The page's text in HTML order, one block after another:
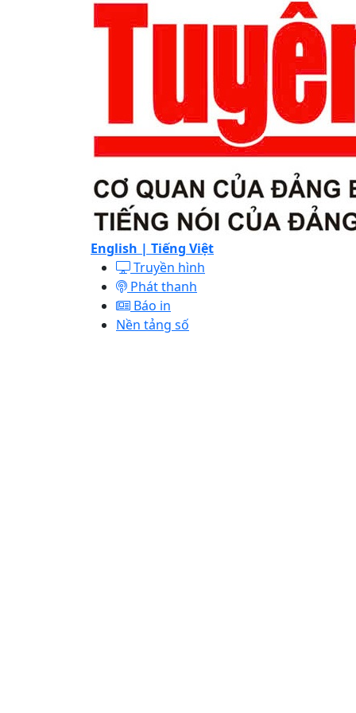
English | Tiếng Việt
Truyền hình
Phát thanh
Báo in
Nền tảng số